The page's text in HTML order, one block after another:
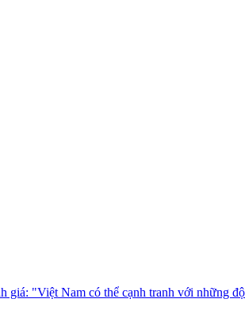
giá: "Việt Nam có thể cạnh tranh với những